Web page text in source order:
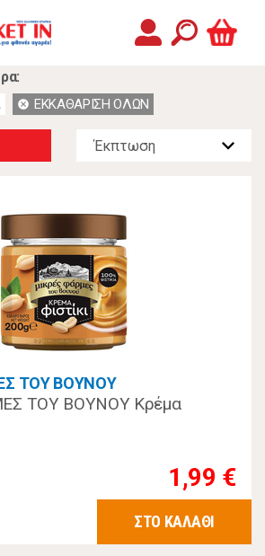
cancel ΕΚΚΑΘΑΡΙΣΗ ΟΛΩΝ
ΤΟΥ ΒΟΥΝΟΥ
ΤΟΥ ΒΟΥΝΟΥ Κρέμα
1,99 €
ΣΤΟ ΚΑΛΑΘΙ